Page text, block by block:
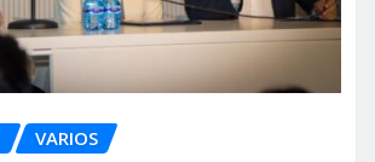
VARIOS